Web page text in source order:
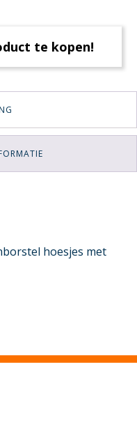
te kopen!
hoesjes met